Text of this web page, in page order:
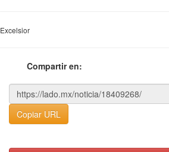
Excelsior
Compartir en:
Copiar URL